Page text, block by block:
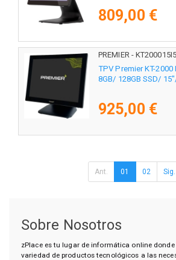
809,00 €
PREMIER -
TPV Premier KT-
8GB/ 128GB SSD/
925,00 €
Ant. 01 02 Sig.
Sobre Nosotros
zPlace es tu lugar de informática online
variedad de productos tecnológicos a las